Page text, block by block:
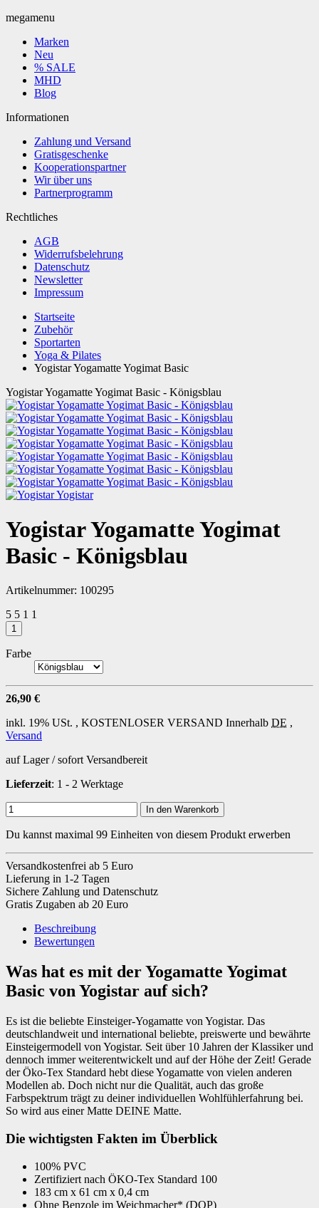
megamenu
Marken
Neu
% SALE
MHD
Blog
Informationen
Zahlung und Versand
Gratisgeschenke
Kooperationspartner
Wir über uns
Partnerprogramm
Rechtliches
AGB
Widerrufsbelehrung
Datenschutz
Newsletter
Impressum
Startseite
Zubehör
Sportarten
Yoga & Pilates
Yogistar Yogamatte Yogimat Basic
Yogistar Yogamatte Yogimat Basic - Königsblau
Yogistar
Yogistar Yogamatte Yogimat
Basic - Königsblau
Artikelnummer: 100295
5 5 1 1
Farbe
26,90 €
inkl. 19% USt. , KOSTENLOSER VERSAND Innerhalb DE ,
Versand
auf Lager / sofort Versandbereit
Lieferzeit: 1 - 2 Werktage
In den Warenkorb
Du kannst maximal 99 Einheiten von diesem Produkt erwerben
Versandkostenfrei ab 5 Euro
Lieferung in 1-2 Tagen
Sichere Zahlung und Datenschutz
Gratis Zugaben ab 20 Euro
Beschreibung
Bewertungen
Was hat es mit der Yogamatte Yogimat
Basic von Yogistar auf sich?
Es ist die beliebte Einsteiger-Yogamatte von Yogistar. Das
deutschlandweit und international beliebte, preiswerte und bewährte
Einsteigermodell von Yogistar. Seit über 10 Jahren der Klassiker und
dennoch immer weiterentwickelt und auf der Höhe der Zeit! Gerade
der Öko-Tex Standard hebt diese Yogamatte von vielen anderen
Modellen ab. Doch nicht nur die Qualität, auch das große
Farbspektrum trägt zu deiner individuellen Wohlfühlerfahrung bei.
So wird aus einer Matte DEINE Matte.
Die wichtigsten Fakten im Überblick
100% PVC
Zertifiziert nach ÖKO-Tex Standard 100
183 cm x 61 cm x 0,4 cm
Ohne Benzole im Weichmacher* (DOP)